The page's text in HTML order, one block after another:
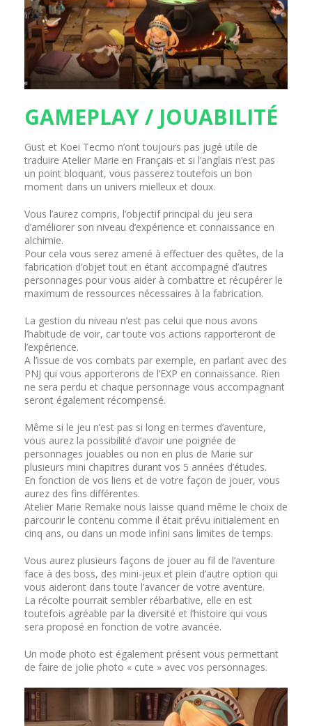
GAMEPLAY / JOUABILITÉ
Gust et Koei Tecmo n’ont toujours pas jugé utile de
traduire Atelier Marie en Français et si l’anglais n’est pas
un point bloquant, vous passerez toutefois un bon
moment dans un univers mielleux et doux.
Vous l’aurez compris, l’objectif principal du jeu sera
d’améliorer son niveau d’expérience et connaissance en
alchimie.
Pour cela vous serez amené à effectuer des quêtes, de la
fabrication d’objet tout en étant accompagné d’autres
personnages pour vous aider à combattre et récupérer le
maximum de ressources nécessaires à la fabrication.
La gestion du niveau n’est pas celui que nous avons
l’habitude de voir, car toute vos actions rapporteront de
l’expérience.
A l’issue de vos combats par exemple, en parlant avec des
PNJ qui vous apporterons de l’EXP en connaissance. Rien
ne sera perdu et chaque personnage vous accompagnant
seront également récompensé.
Même si le jeu n’est pas si long en termes d’aventure,
vous aurez la possibilité d’avoir une poignée de
personnages jouables ou non en plus de Marie sur
plusieurs mini chapitres durant vos 5 années d’études.
En fonction de vos liens et de votre façon de jouer, vous
aurez des fins différentes.
Atelier Marie Remake nous laisse quand même le choix de
parcourir le contenu comme il était prévu initialement en
cinq ans, ou dans un mode infini sans limites de temps.
Vous aurez plusieurs façons de jouer au fil de l’aventure
face à des boss, des mini-jeux et plein d’autre option qui
vous aideront dans toute l’avancer de votre aventure.
La récolte pourrait sembler rébarbative, elle en est
toutefois agréable par la diversité et l’histoire qui vous
sera proposé en fonction de votre avancée.
Un mode photo est également présent vous permettant
de faire de jolie photo « cute » avec vos personnages.